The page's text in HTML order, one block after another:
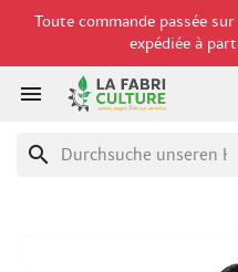
Toute commande passée
expédiée à

search